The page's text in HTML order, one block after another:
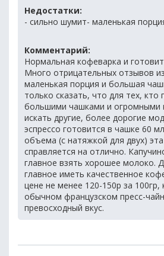
Недостатки:
- сильно шумит- маленькая
Комментарий:
Нормальная кофеварка и
Много отрицательных отзывов
маленькая порция и большая
только сказать, что для тех, кто
большими чашками и огромными
искать другие, более дорогие
эспрессо готовится в чашке 60
объема (с натяжкой для двух)
справляется на отлично.
главное взять хорошее молоко.
главное иметь качественное
цене не менее 120-150р за 100гр,
обычном французском пресс-
превосходный вкус.